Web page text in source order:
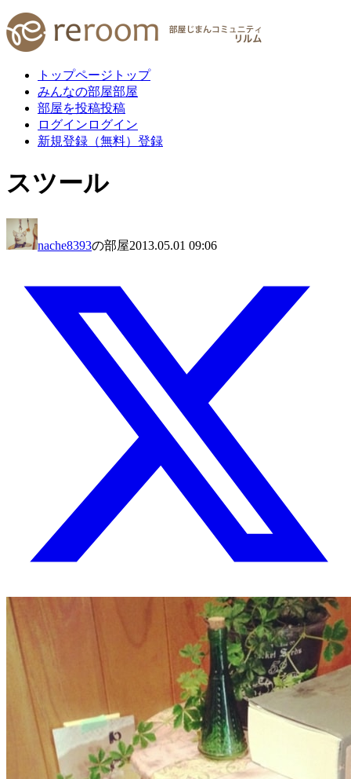
トップページ トップ
みんなの部屋部屋
部屋を投稿投稿
ログイン ログイン
新規登録（無料） 登録
スツール
nache8393の部屋2013.05.01 09:06